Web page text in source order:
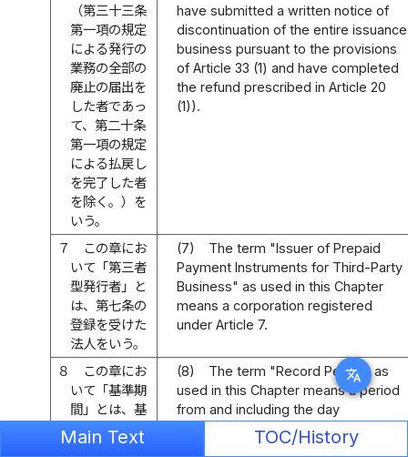
translate
（第三十三条
第一項の規定
による発行の
業務の全部の
廃止の届出を
した者であっ
て、第二十条
第一項の規定
による払戻し
を完了した者
を除く。）を
いう。
have submitted a written notice of
discontinuation of the entire issuance
business pursuant to the provisions
of Article 33 (1) and have completed
the refund prescribed in Article 20
(1)).
７
この章にお
いて「第三者
型発行者」と
は、第七条の
登録を受けた
法人をいう。
(7)
The term "Issuer of Prepaid
Payment Instruments for Third-Party
Business" as used in this Chapter
means a corporation registered
under Article 7.
８
この章にお
いて「基準期
間」とは、基
準日の翌日か
ら次の基準日
(8)
The term "Record Period" as
used in this Chapter means a period
from and including the day
immediately following a Base Date to
and including the following Base
Main Text TOC/History